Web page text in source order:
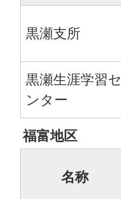
黒瀬支所
黒瀬生涯学習セ
ンター
福富地区
名称